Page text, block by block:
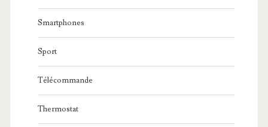
Smartphones
Sport
Télécommande
Thermostat